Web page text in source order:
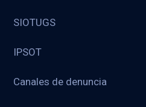
SIOTUGS
IPSOT
Canales de denuncia